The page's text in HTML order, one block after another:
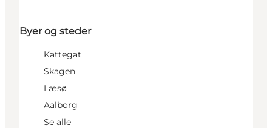
Byer og steder
Kattegat
Skagen
Læsø
Aalborg
Se alle